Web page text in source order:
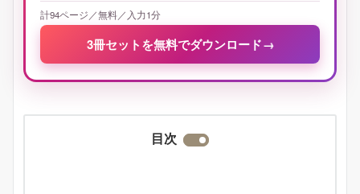
計94ページ／無料／入力1分
3冊セットを無料でダウンロード→
目次